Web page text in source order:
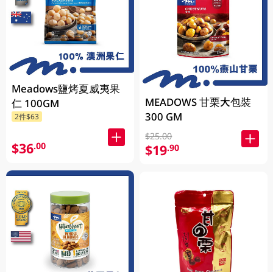
Meadows鹽烤夏威夷果
仁 100GM
2件$63
$36.00
MEADOWS 甘栗大包裝
300 GM
$25.00
$19.90